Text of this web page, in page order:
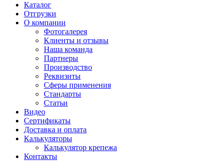
Каталог
Отгрузки
О компании
Фотогалерея
Клиенты и отзывы
Наша команда
Партнеры
Производство
Реквизиты
Сферы применения
Стандарты
Статьи
Видео
Сертификаты
Доставка и оплата
Калькуляторы
Калькулятор крепежа
Контакты